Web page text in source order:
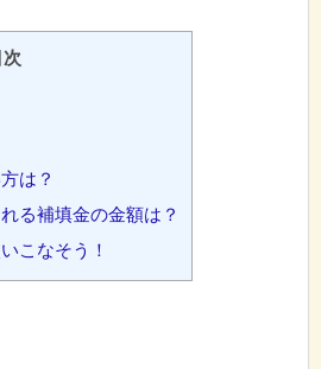
次
は？
る補填金の金額は？
こなそう！